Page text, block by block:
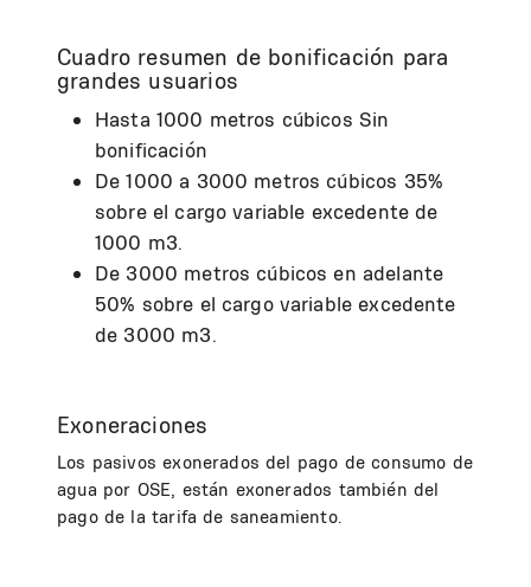
Cuadro resumen de bonificación para
grandes usuarios
Hasta 1000 metros cúbicos Sin
bonificación
De 1000 a 3000 metros cúbicos 35%
sobre el cargo variable excedente de
1000 m3.
De 3000 metros cúbicos en adelante
50% sobre el cargo variable excedente
de 3000 m3.
Exoneraciones
Los pasivos exonerados del pago de consumo de
agua por OSE, están exonerados también del
pago de la tarifa de saneamiento.